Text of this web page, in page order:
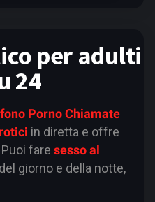
per adulti
24
Porno Chiamate
in diretta e offre
fare sesso al
giorno e della notte,